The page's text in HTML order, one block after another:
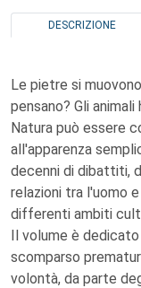
DESCRIZIONE
Le pietre si
pensano? Gli
Natura può essere
all'apparenza
decenni di dibattiti,
relazioni tra l'uomo
differenti ambiti
Il volume è dedicato
scomparso
volontà, da parte